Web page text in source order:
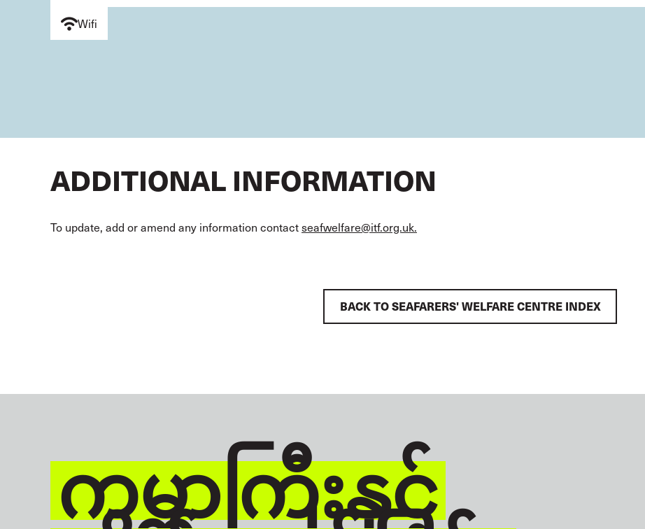
Wifi
ADDITIONAL INFORMATION
To update, add or amend any information contactseafwelfare@itf.org.uk.
BACK TO SEAFARERS' WELFARE CENTRE INDEX
ကမ္ဘာကြီးနှင့်